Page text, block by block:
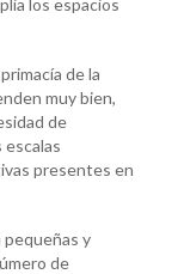
de la
muy bien,
de
presentes en
pequeñas y
de